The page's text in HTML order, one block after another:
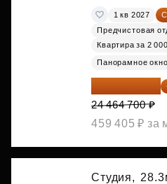
1 кв 2027
Предчистовая
Квартира за 2
Панорамное
20 305 701 ₽
24 464 700 ₽
459 405 ₽ за
Студия,